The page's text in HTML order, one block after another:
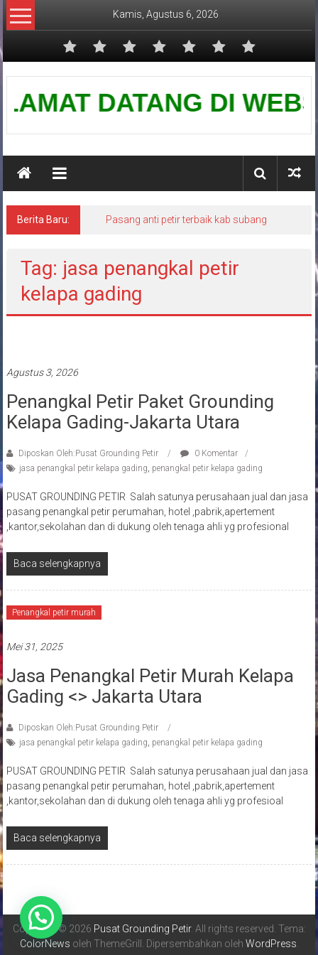
Lompat
ke
Kamis, Agustus 6, 2026
Pusat
GroundingDATANG DI
Berita Baru: Pasang anti petir terbaik kab subang
Tag: jasa penangkal petir
kelapa gading
Agustus 3, 2026
Penangkal Petir Paket Grounding
Kelapa Gading-Jakarta Utara
Diposkan Oleh:Pusat Grounding Petir
0 Komentar
jasa penangkal petir kelapa gading, penangkal petir kelapa gading
PUSAT GROUNDING PETIR Salah satunya perusahaan jual dan jasa
pasang penangkal petir perumahan, hotel ,pabrik,apertement
,kantor,sekolahan dan di dukung oleh tenaga ahli yg profesional
Baca selengkapnya
Penangkal petir murah
Mei 31, 2025
Jasa Penangkal Petir Murah Kelapa
Gading <> Jakarta Utara
Diposkan Oleh:Pusat Grounding Petir
jasa penangkal petir kelapa gading, penangkal petir kelapa gading
PUSAT GROUNDING PETIR Salah satunya perusahaan jual dan jasa
pasang penangkal petir perumahan, hotel ,pabrik,apertement
,kantor,sekolahan dan di dukung oleh tenaga ahli yg profesioal
Baca selengkapnya
Copyright © 2026 Pusat Grounding Petir. All rights reserved. Tema:
ColorNews oleh ThemeGrill. Dipersembahkan oleh WordPress